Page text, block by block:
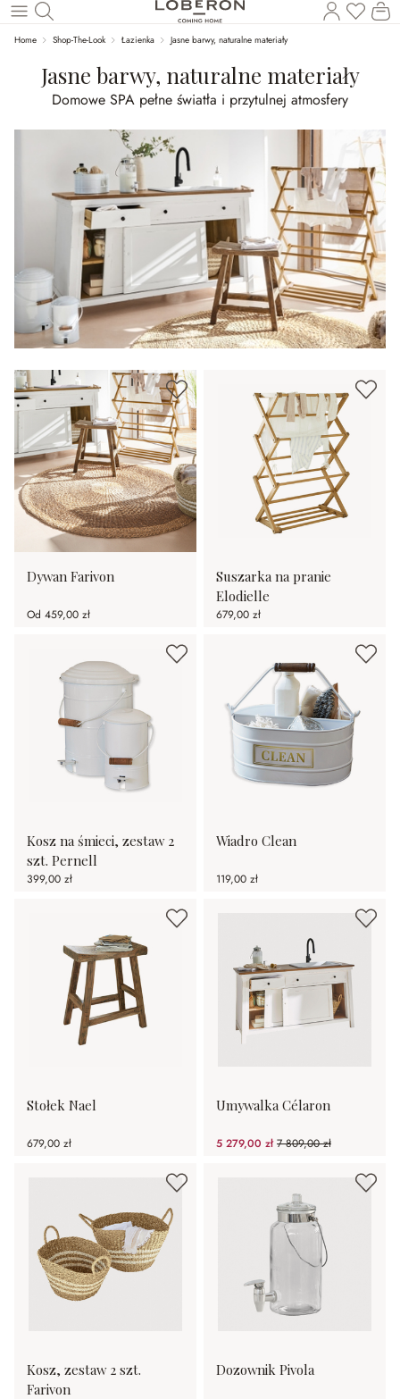
Wróć do wątku głównego
Masz
Home Shop-The-Look Łazienka Jasne barwy, naturalne materiały
Jasne barwy, naturalne materiały
Domowe SPA pełne światła i przytulnej atmosfery
Dywan Farivon
Od 459,00 zł
Suszarka na pranie
Elodielle
679,00 zł
Kosz na śmieci, zestaw 2
szt. Pernell
399,00 zł
Wiadro Clean
119,00 zł
Stołek Nael
679,00 zł
Umywalka Célaron
5 279,00 zł7 809,00 zł
(32.4%spared)
Kosz, zestaw 2 szt.
Farivon
Dozownik Pivola